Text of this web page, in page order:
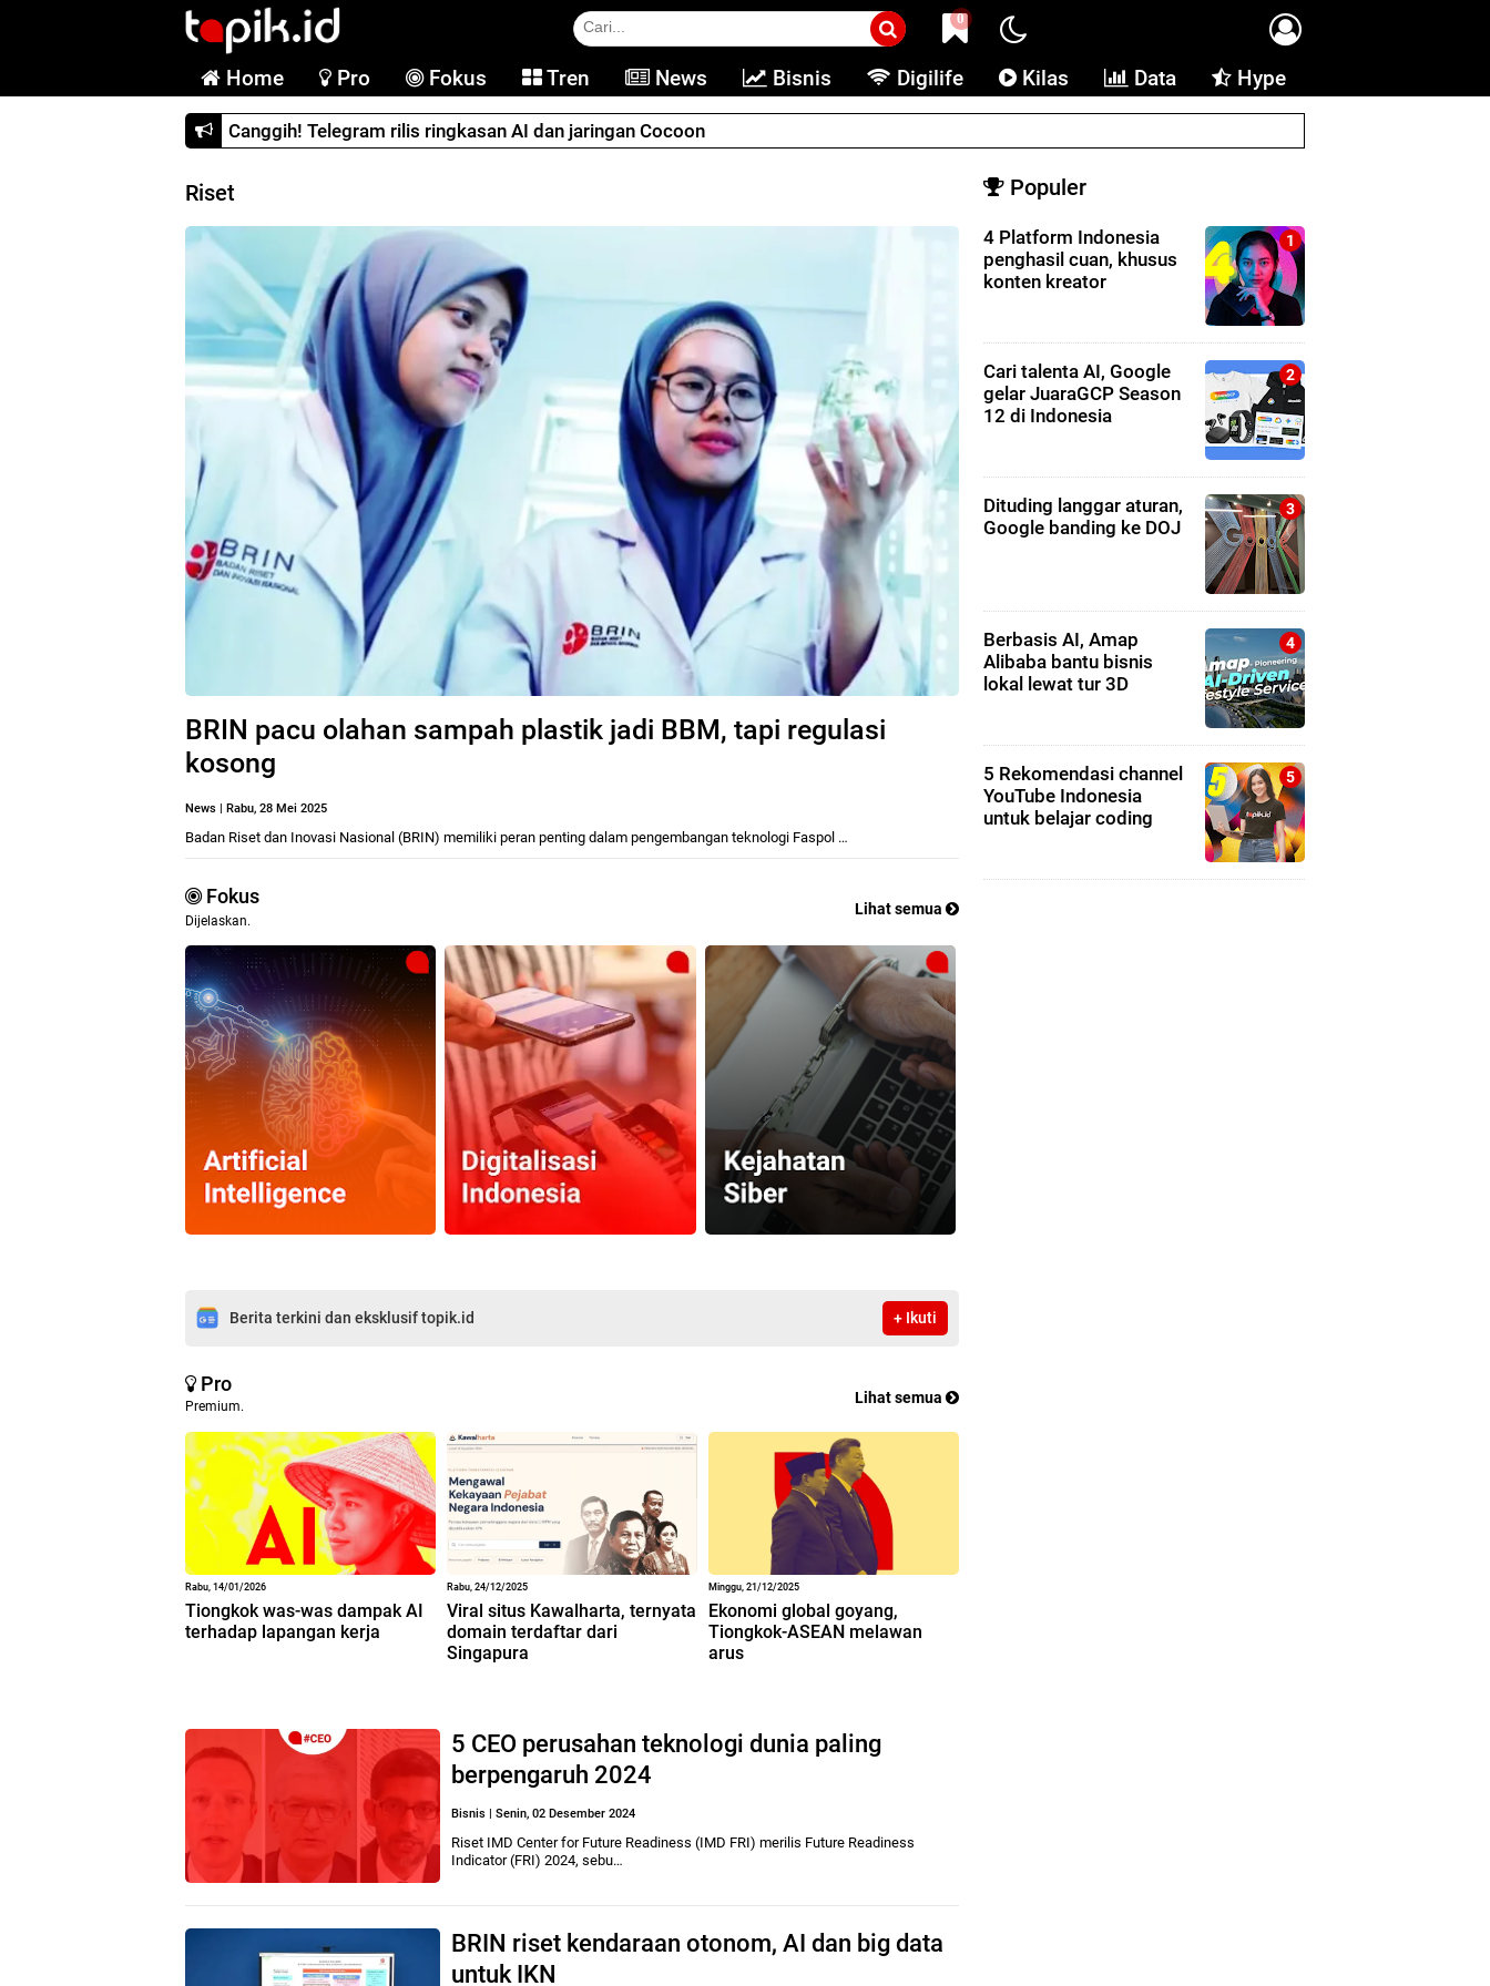
0
Home Pro Fokus Tren News Bisnis Digilife Kilas Data Hype
Canggih! Telegram rilis ringkasan AI dan jaringan Cocoon
Riset
BRIN pacu olahan sampah plastik jadi BBM, tapi regulasi
kosong
News | Rabu, 28 Mei 2025
Badan Riset dan Inovasi Nasional (BRIN) memiliki peran penting dalam pengembangan teknologi Faspol …
Fokus
Dijelaskan.
Lihat semua
Berita terkini dan eksklusif topik.id + Ikuti
Pro
Premium. Lihat semua
Rabu, 14/01/2026
Tiongkok was-was dampak AI
terhadap lapangan kerja
Rabu, 24/12/2025
Viral situs Kawalharta, ternyata
domain terdaftar dari
Singapura
Minggu, 21/12/2025
Ekonomi global goyang,
Tiongkok-ASEAN melawan
arus
5 CEO perusahan teknologi dunia paling
berpengaruh 2024
Bisnis | Senin, 02 Desember 2024
Riset IMD Center for Future Readiness (IMD FRI) merilis Future Readiness
Indicator (FRI) 2024, sebu…
BRIN riset kendaraan otonom, AI dan big data
untuk IKN
Populer
4 Platform Indonesia
penghasil cuan, khusus
konten kreator
Cari talenta AI, Google
gelar JuaraGCP Season
12 di Indonesia
Dituding langgar aturan,
Google banding ke DOJ
Berbasis AI, Amap
Alibaba bantu bisnis
lokal lewat tur 3D
5 Rekomendasi channel
YouTube Indonesia
untuk belajar coding